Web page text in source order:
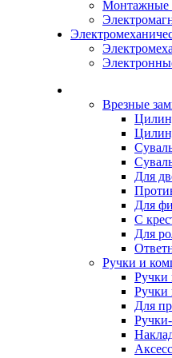
Монтажные
Врезные
Для
Для
С
Для
Ручки и
Ручки
Ручки
Для